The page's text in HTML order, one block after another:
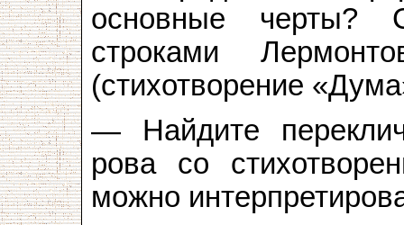
основные черты?
строками
(стихотворение
— Найдите
рова со
можно